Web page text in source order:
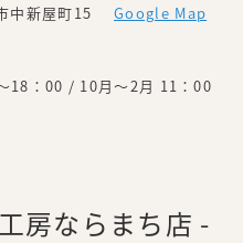
中新屋町15
Google Map
18：00 / 10月～2月 11：00
房ならまち店 -